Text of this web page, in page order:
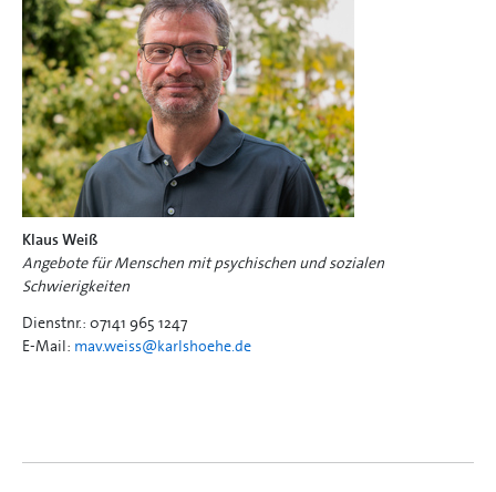
Klaus Weiß
Angebote für Menschen mit psychischen und sozialen
Schwierigkeiten
Dienstnr.: 07141 965 1247
E-Mail: mav.weiss@karlshoehe.de